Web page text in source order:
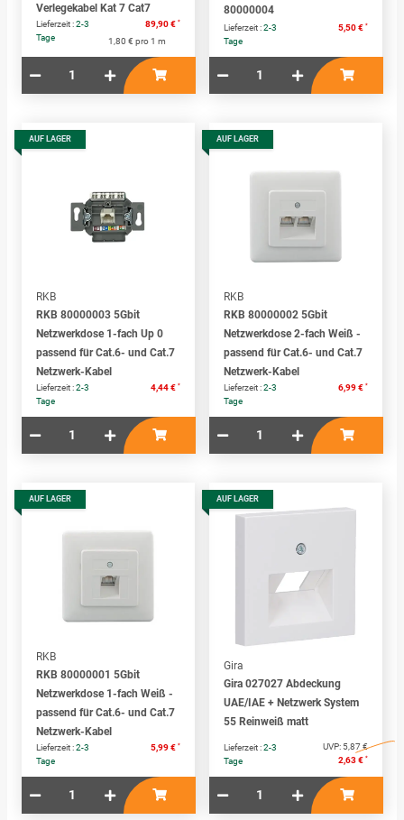
Verlegekabel Kat 7 Cat7
Lieferzeit :2-3
Tage
89,90 € *
1,80 € pro 1 m
80000004
Lieferzeit :2-3
Tage
5,50 € *
AUF LAGER
RKB
RKB 80000003 5Gbit
Netzwerkdose 1-fach Up 0
passend für Cat.6- und Cat.7
Netzwerk-Kabel
Lieferzeit :2-3
Tage
4,44 € *
AUF LAGER
RKB
RKB 80000002 5Gbit
Netzwerkdose 2-fach Weiß -
passend für Cat.6- und Cat.7
Netzwerk-Kabel
Lieferzeit :2-3
Tage
6,99 € *
AUF LAGER
RKB
RKB 80000001 5Gbit
Netzwerkdose 1-fach Weiß -
passend für Cat.6- und Cat.7
Netzwerk-Kabel
Lieferzeit :2-3
Tage
5,99 € *
AUF LAGER
Gira
Gira 027027 Abdeckung
UAE/IAE + Netzwerk System
55 Reinweiß matt
Lieferzeit :2-3
Tage
UVP: 5,87 €
2,63 € *